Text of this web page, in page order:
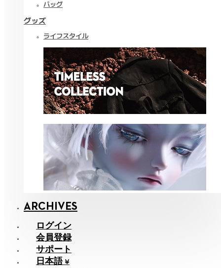
バッグ
グッズ
ライフスタイル
ARCHIVES
ログイン
会員登録
サポート
日本語 ¥